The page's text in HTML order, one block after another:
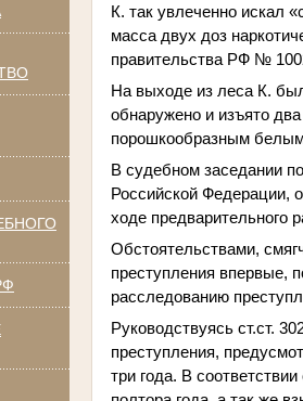
К. так увлеченно искал
масса двух доз
правительства РФ №
На выходе из леса К.
обнаружено и изъято
порошкообразным
В судебном заседании
Российской Федерации,
ходе предварительного
Обстоятельствами,
преступления впервые,
расследованию
Руководствуясь ст.ст.
преступления,
три года. В